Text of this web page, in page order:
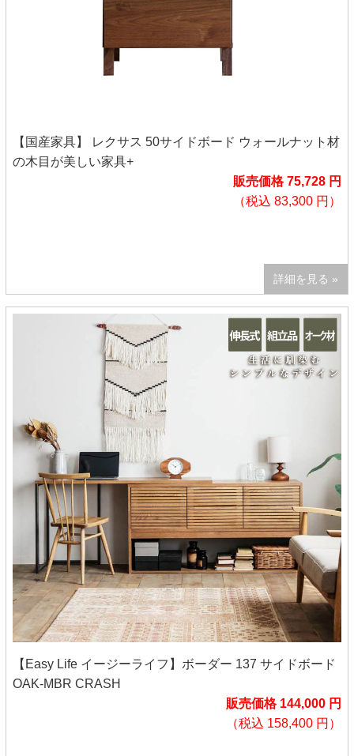
【国産家具】 レクサス 50サイドボード ウォールナット材
の木目が美しい家具+
販売価格 75,728 円
（税込 83,300 円）
詳細を見る »
【Easy Life イージーライフ】ボーダー 137 サイドボード
OAK-MBR CRASH
販売価格 144,000 円
（税込 158,400 円）